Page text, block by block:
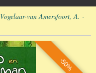
Vogelaar-van Amersfoort, A. -
-50%